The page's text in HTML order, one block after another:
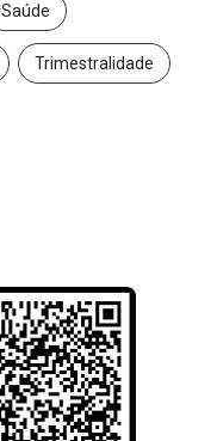
Saúde
Trimestralidade